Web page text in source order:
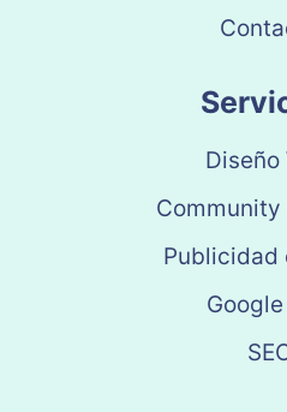
Diseño
Community
Publicidad